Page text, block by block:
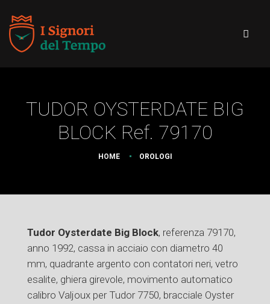
TUDOR OYSTERDATE BIG
BLOCK Ref. 79170
HOME OROLOGI
Tudor Oysterdate Big Block, referenza 79170,
anno 1992, cassa in acciaio con diametro 40
mm, quadrante argento con contatori neri, vetro
esalite, ghiera girevole, movimento automatico
calibro Valjoux per Tudor 7750, bracciale Oyster